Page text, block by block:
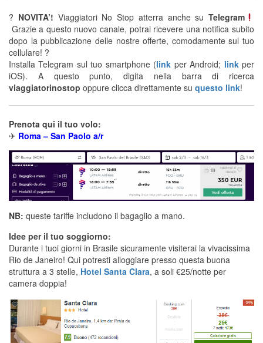
? NOVITA’! Viaggiatori No Stop atterra anche suTelegram
Grazie a questo nuovo canale, potrai ricevere una notifica subito
dopo la pubblicazione delle nostre offerte, comodamente sul tuo
cellulare! ?
Installa Telegram sul tuo smartphone (link per Android; link per
iOS). A questo punto, digita nella barra di ricerca
viaggiatorinostop oppure clicca direttamente su questo link!
Prenota qui il tuo volo:
✈ Roma – San Paolo a/r
NB: queste tariffe includono il bagaglio a mano.
Idee per il tuo soggiorno:
Durante i tuoi giorni in Brasile sicuramente visiterai la vivacissima
Rio de Janeiro! Qui potresti alloggiare presso questa buona
struttura a 3 stelle, Hotel Santa Clara, a soli €25/notte per
camera doppia!